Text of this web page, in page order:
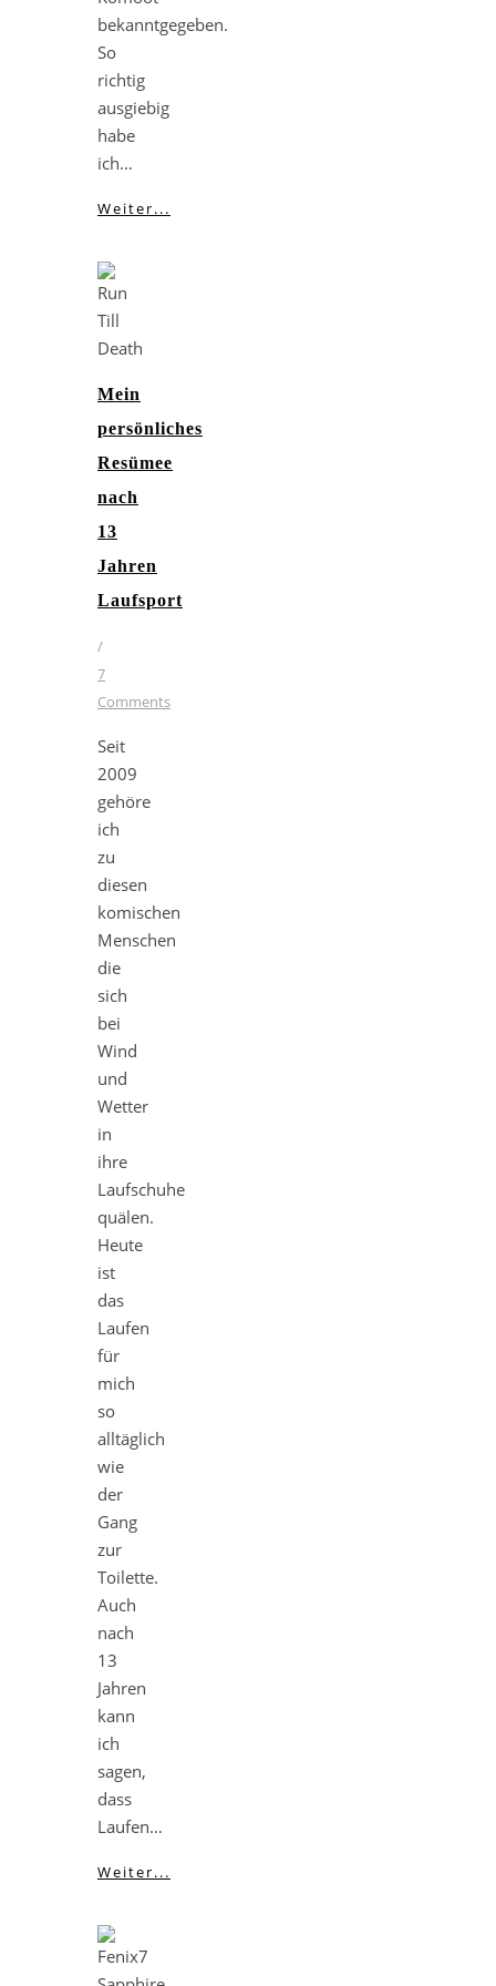
bekanntgegeben.
So
richtig
ausgiebig
habe
ich…
Weiter...
Mein
persönliches
Resümee
nach
13
Jahren
Laufsport
/
7
Comments
Seit
2009
gehöre
ich
zu
diesen
komischen
Menschen
die
sich
bei
Wind
und
Wetter
in
ihre
Laufschuhe
quälen.
Heute
ist
das
Laufen
für
mich
so
alltäglich
wie
der
Gang
zur
Toilette.
Auch
nach
13
Jahren
kann
ich
sagen,
dass
Laufen…
Weiter...